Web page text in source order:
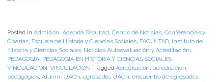
Posted in Admisión, Agenda Facultad, Centro de Noticias, Conferencias y
Charlas, Escuela de Historia y Ciencias Sociales, FACULTAD, Instituto de
Historia y Ciencias Sociales, Noticias Autoevaluación y Acreditación,
PEDAGOGÍA, PEDAGOGÍA EN HISTORIA Y CIENCIAS SOCIALES,
VINCULACION, VINCULACIÓN Tagged Acreditación, acreditación.
pedagogías, Alumni UACh, egresados UACh, encuentro de egresados,